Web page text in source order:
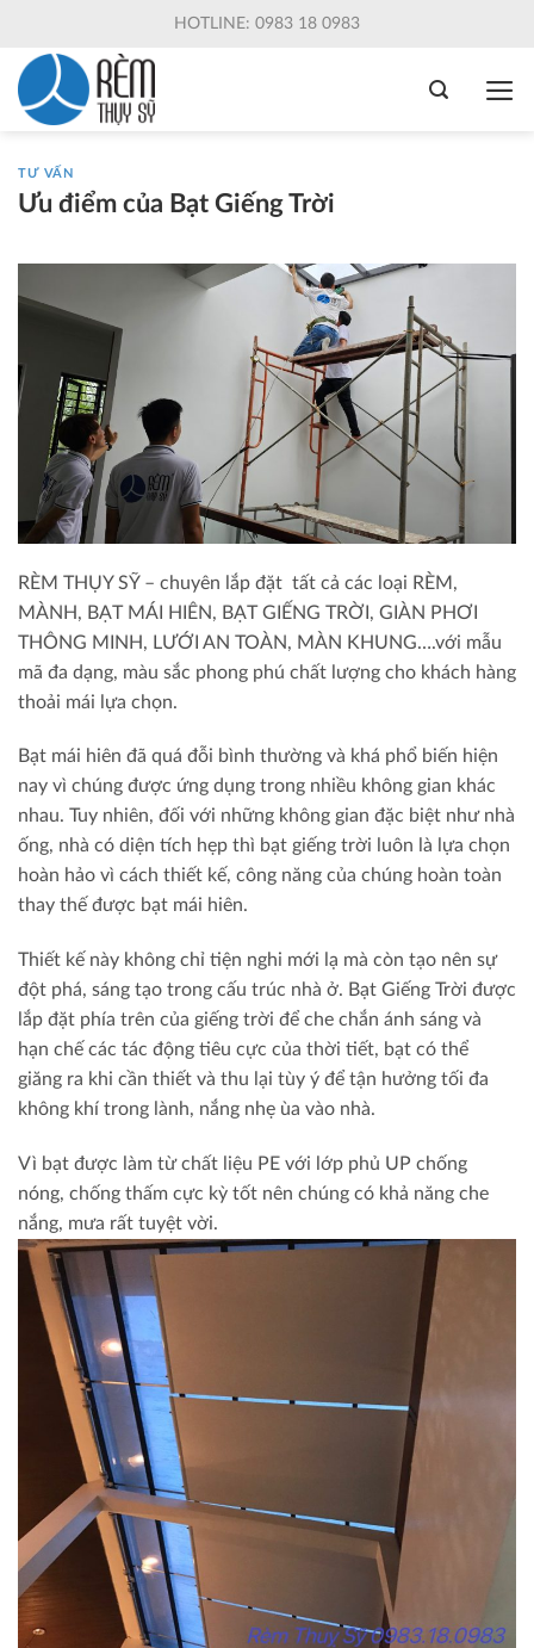
content
HOTLINE: 0983 18 0983
TƯ VẤN
Ưu điểm của Bạt Giếng Trời
RÈM THỤY SỸ – chuyên lắp đặt tất cả các loại RÈM,
MÀNH, BẠT MÁI HIÊN, BẠT GIẾNG TRỜI, GIÀN PHƠI
THÔNG MINH, LƯỚI AN TOÀN, MÀN KHUNG….với mẫu
mã đa dạng, màu sắc phong phú chất lượng cho khách hàng
thoải mái lựa chọn.
Bạt mái hiên đã quá đỗi bình thường và khá phổ biến hiện
nay vì chúng được ứng dụng trong nhiều không gian khác
nhau. Tuy nhiên, đối với những không gian đặc biệt như nhà
ống, nhà có diện tích hẹp thì bạt giếng trời luôn là lựa chọn
hoàn hảo vì cách thiết kế, công năng của chúng hoàn toàn
thay thế được bạt mái hiên.
Thiết kế này không chỉ tiện nghi mới lạ mà còn tạo nên sự
đột phá, sáng tạo trong cấu trúc nhà ở. Bạt Giếng Trời được
lắp đặt phía trên của giếng trời để che chắn ánh sáng và
hạn chế các tác động tiêu cực của thời tiết, bạt có thể
giăng ra khi cần thiết và thu lại tùy ý để tận hưởng tối đa
không khí trong lành, nắng nhẹ ùa vào nhà.
Vì bạt được làm từ chất liệu PE với lớp phủ UP chống
nóng, chống thấm cực kỳ tốt nên chúng có khả năng che
nắng, mưa rất tuyệt vời.